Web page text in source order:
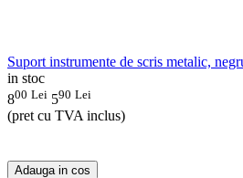
Suport instrumente de scris metalic,
in stoc
800 Lei 590 Lei
(pret cu TVA inclus)
Adauga in cos